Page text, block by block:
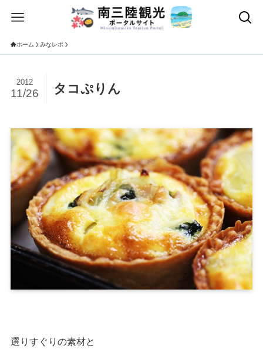
ホーム みなレポ
タコぷりん
2012
11/26
選りすぐりの素材と